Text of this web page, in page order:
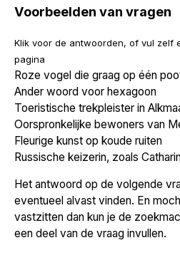
Voorbeelden van vragen
Klik voor de antwoorden, of vul zelf
pagina
Roze vogel die graag op één
Ander woord voor hexagoon
Toeristische trekpleister in
Oorspronkelijke bewoners van
Fleurige kunst op koude ruiten
Russische keizerin, zoals
Het antwoord op de volgende
eventueel alvast vinden. En
vastzitten dan kun je de
een deel van de vraag invullen.